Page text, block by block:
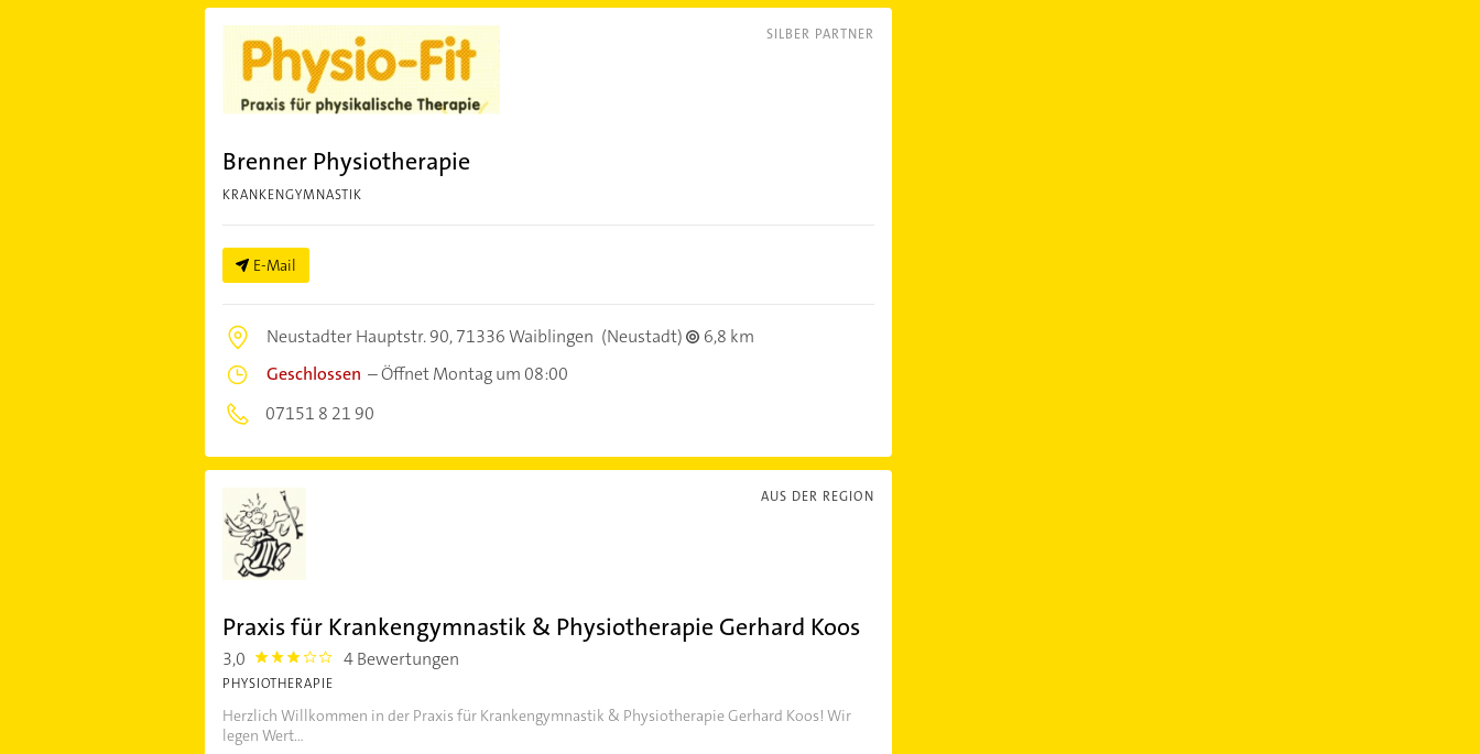
SILBER PARTNER
Brenner Physiotherapie
KRANKENGYMNASTIK
E-Mail
Neustadter Hauptstr. 90,71336 Waiblingen (Neustadt)
6,8 km
Geschlossen –Öffnet Montag um 08:00
07151 8 21 90
AUS DER REGION
Praxis für Krankengymnastik & Physiotherapie Gerhard Koos
3,0 3.0 4 Bewertungen
PHYSIOTHERAPIE
Herzlich Willkommen in der Praxis für Krankengymnastik & Physiotherapie Gerhard Koos! Wir
legen Wert...